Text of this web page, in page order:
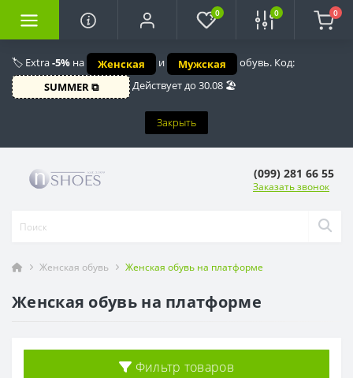
🏷️ Extra-5% на Женская и Мужская
обувь. Код:
SUMMER ⧉
Действует до 30.08 🏖️
Закрыть
0 0 0
(099) 281 66 55
Заказать звонок
Женская обувь Женская обувь на платформе
Женская обувь на платформе
Фильтр товаров